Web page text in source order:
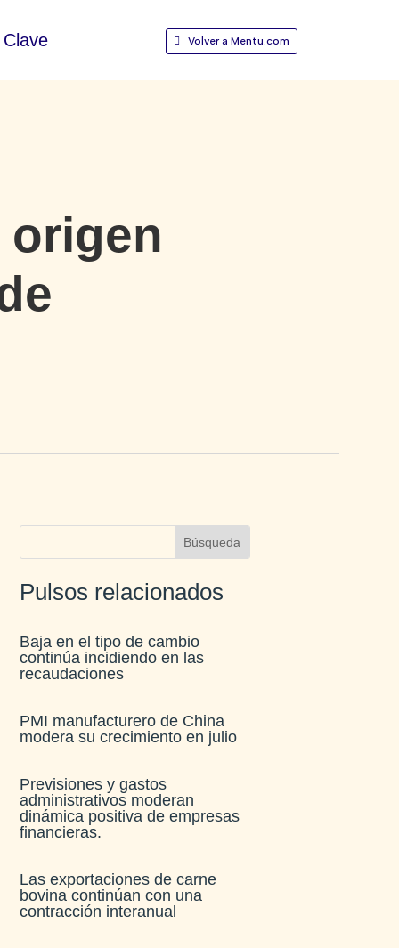
Clave Volver a Mentu.com
Pulsos relacionados
Baja en el tipo de cambio
continúa incidiendo en las
recaudaciones​
PMI manufacturero de China
modera su crecimiento en julio​
Previsiones y gastos
administrativos moderan
dinámica positiva de empresas
financieras​.
Las exportaciones de carne
bovina continúan con una
contracción interanual